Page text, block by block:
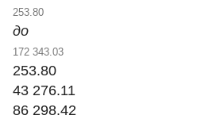
до
253.80
43 276.11
86 298.42